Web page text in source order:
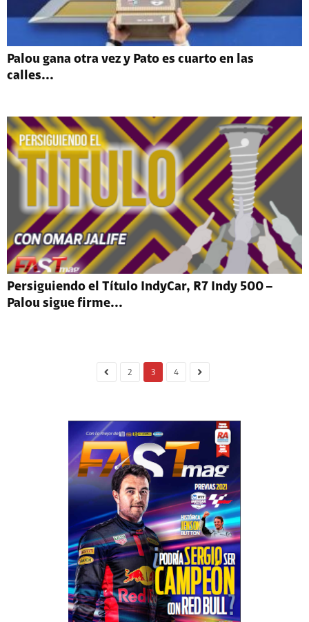
Palou gana otra vez y Pato es cuarto en las
calles...
Persiguiendo el Título IndyCar, R7 Indy 500 –
Palou sigue firme...
2 3 4